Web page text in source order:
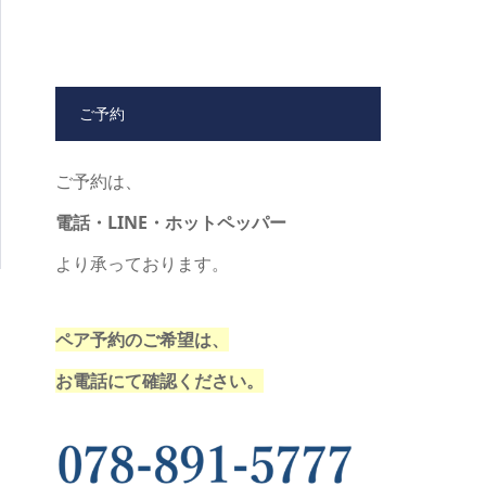
ご予約
ご予約は、
電話・LINE・ホットペッパー
より承っております。
ペア予約のご希望は、
お電話にて確認ください。